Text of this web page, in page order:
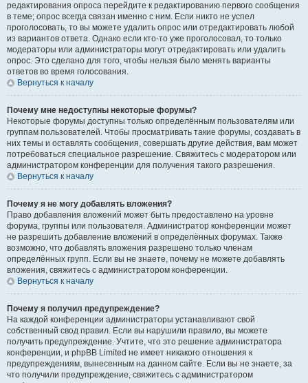
редактирования опроса перейдите к редактированию первого сообщения
в теме; опрос всегда связан именно с ним. Если никто не успел
проголосовать, то вы можете удалить опрос или отредактировать любой
из вариантов ответа. Однако если кто-то уже проголосовал, то только
модераторы или администраторы могут отредактировать или удалить
опрос. Это сделано для того, чтобы нельзя было менять варианты
ответов во время голосования.
Вернуться к началу
Почему мне недоступны некоторые форумы?
Некоторые форумы доступны только определённым пользователям или
группам пользователей. Чтобы просматривать такие форумы, создавать в
них темы и оставлять сообщения, совершать другие действия, вам может
потребоваться специальное разрешение. Свяжитесь с модератором или
администратором конференции для получения такого разрешения.
Вернуться к началу
Почему я не могу добавлять вложения?
Право добавления вложений может быть предоставлено на уровне
форума, группы или пользователя. Администратор конференции может
не разрешить добавление вложений в определённых форумах. Также
возможно, что добавлять вложения разрешено только членам
определённых групп. Если вы не знаете, почему не можете добавлять
вложения, свяжитесь с администратором конференции.
Вернуться к началу
Почему я получил предупреждение?
На каждой конференции администраторы устанавливают свой
собственный свод правил. Если вы нарушили правило, вы можете
получить предупреждение. Учтите, что это решение администратора
конференции, и phpBB Limited не имеет никакого отношения к
предупреждениям, вынесенным на данном сайте. Если вы не знаете, за
что получили предупреждение, свяжитесь с администратором